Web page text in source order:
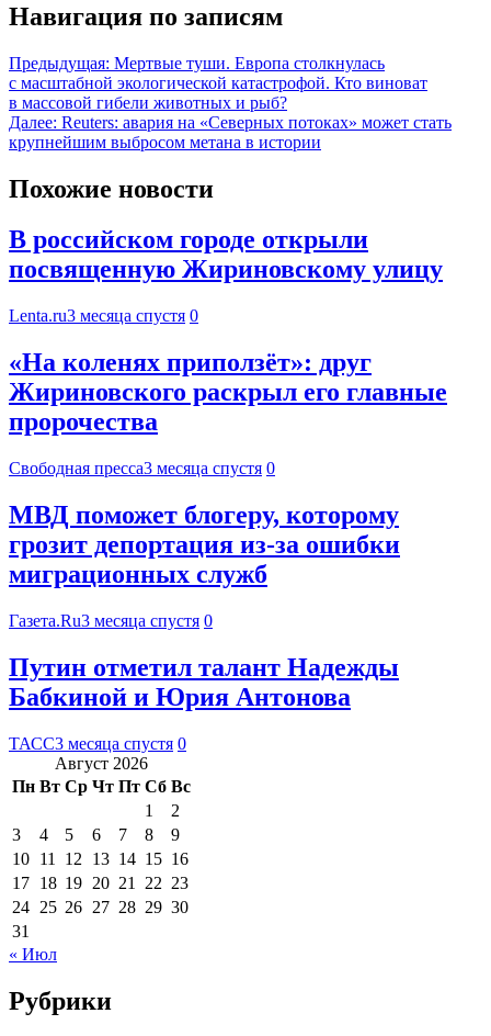
Навигация по записям
Предыдущая: Мертвые туши. Европа столкнулась
с масштабной экологической катастрофой. Кто виноват
в массовой гибели животных и рыб?
Далее: Reuters: авария на «Северных потоках» может стать
крупнейшим выбросом метана в истории
Похожие новости
В российском городе открыли
посвященную Жириновскому улицу
Lenta.ru3 месяца спустя 0
«На коленях приползёт»: друг
Жириновского раскрыл его главные
пророчества
Свободная пресса3 месяца спустя 0
МВД поможет блогеру, которому
грозит депортация из-за ошибки
миграционных служб
Газета.Ru3 месяца спустя 0
Путин отметил талант Надежды
Бабкиной и Юрия Антонова
ТАСС3 месяца спустя 0
Август 2026
Пн Вт Ср Чт Пт Сб Вс
1
2
3
4 5 6 7 8
9
10 11 12 13 14 15 16
17 18 19 20 21 22 23
24 25 26 27 28 29 30
31
« Июл
Рубрики